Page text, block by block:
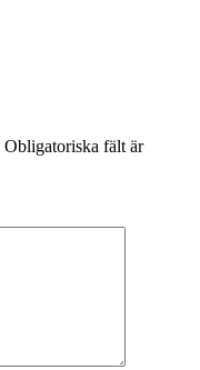
Obligatoriska fält är